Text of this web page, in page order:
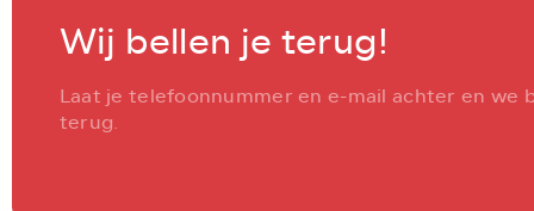
Wij bellen je terug!
Laat je telefoonnummer en e-mail achter en we
terug.